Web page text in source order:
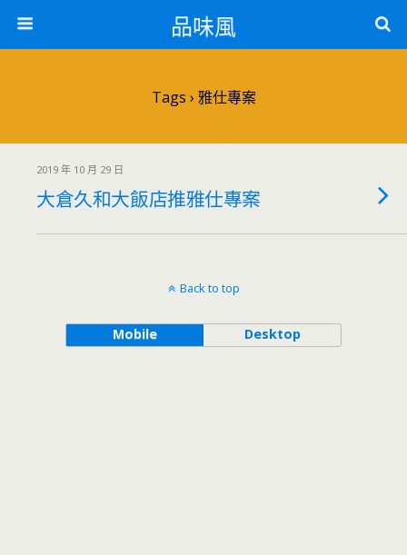
品味風
Tags › 雅仕專案
2019 年 10 月 29 日
大倉久和大飯店推雅仕專案
Back to top
Mobile Desktop